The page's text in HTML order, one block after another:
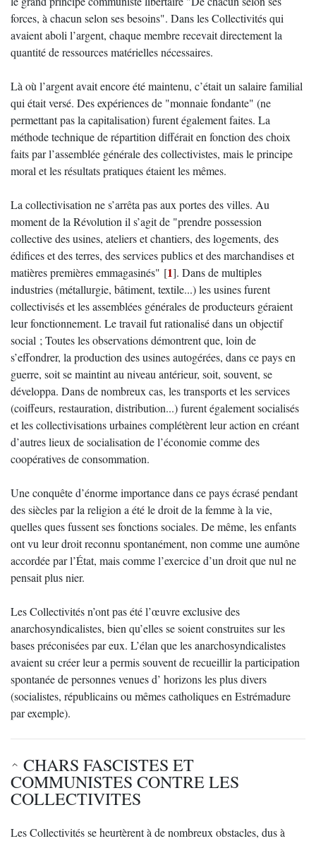
forces, à chacun selon ses besoins". Dans les Collectivités qui
avaient aboli l’argent, chaque membre recevait directement la
quantité de ressources matérielles nécessaires.
Là où l’argent avait encore été maintenu, c’était un salaire familial
qui était versé. Des expériences de "monnaie fondante" (ne
permettant pas la capitalisation) furent également faites. La
méthode technique de répartition différait en fonction des choix
faits par l’assemblée générale des collectivistes, mais le principe
moral et les résultats pratiques étaient les mêmes.
La collectivisation ne s’arrêta pas aux portes des villes. Au
moment de la Révolution il s’agit de "prendre possession
collective des usines, ateliers et chantiers, des logements, des
édifices et des terres, des services publics et des marchandises et
matières premières emmagasinés" [1]. Dans de multiples
industries (métallurgie, bâtiment, textile...) les usines furent
collectivisés et les assemblées générales de producteurs géraient
leur fonctionnement. Le travail fut rationalisé dans un objectif
social ; Toutes les observations démontrent que, loin de
s’effondrer, la production des usines autogérées, dans ce pays en
guerre, soit se maintint au niveau antérieur, soit, souvent, se
développa. Dans de nombreux cas, les transports et les services
(coiffeurs, restauration, distribution...) furent également socialisés
et les collectivisations urbaines complétèrent leur action en créant
d’autres lieux de socialisation de l’économie comme des
coopératives de consommation.
Une conquête d’énorme importance dans ce pays écrasé pendant
des siècles par la religion a été le droit de la femme à la vie,
quelles ques fussent ses fonctions sociales. De même, les enfants
ont vu leur droit reconnu spontanément, non comme une aumône
accordée par l’État, mais comme l’exercice d’un droit que nul ne
pensait plus nier.
Les Collectivités n’ont pas été l’œuvre exclusive des
anarchosyndicalistes, bien qu’elles se soient construites sur les
bases préconisées par eux. L’élan que les anarchosyndicalistes
avaient su créer leur a permis souvent de recueillir la participation
spontanée de personnes venues d’ horizons les plus divers
(socialistes, républicains ou mêmes catholiques en Estrémadure
par exemple).
CHARS FASCISTES ET
COMMUNISTES CONTRE LES
COLLECTIVITES
Les Collectivités se heurtèrent à de nombreux obstacles, dus à